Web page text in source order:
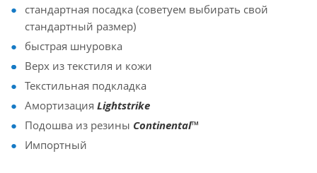
стандартная посадка (советуем выбирать свой
стандартный размер)
быстрая шнуровка
Верх из текстиля и кожи
Текстильная подкладка
Амортизация Lightstrike
Подошва из резины Continental™
Импортный